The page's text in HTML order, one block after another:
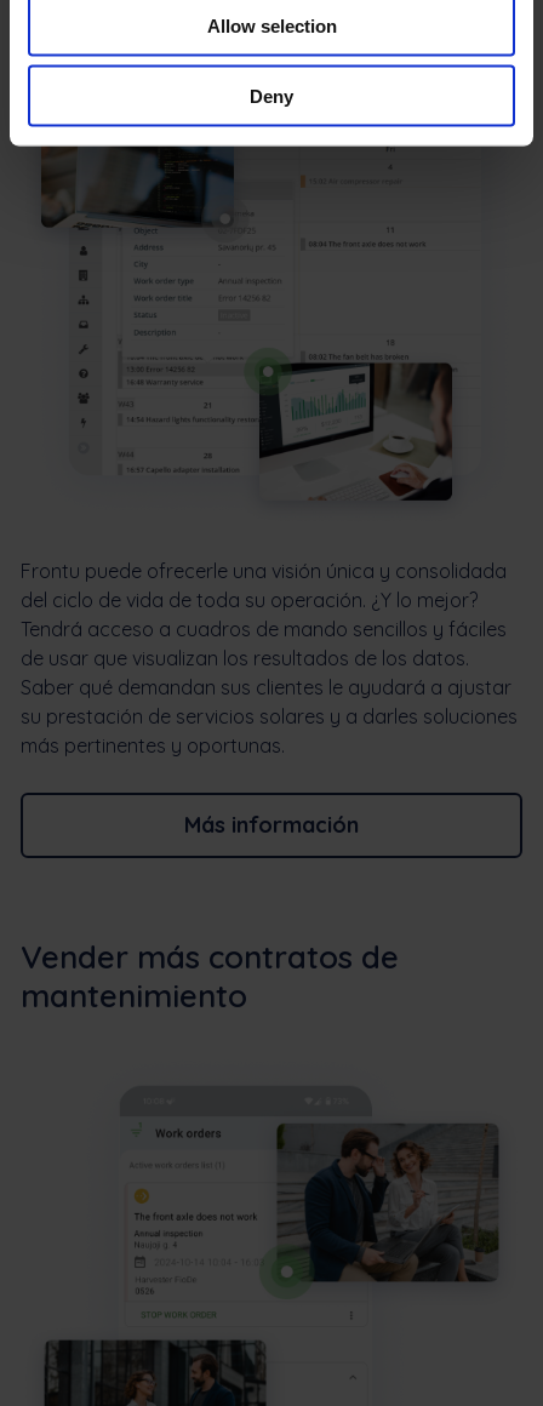
Allow selection
Deny
mejores decisiones
Frontu puede ofrecerle una visión única y consolidada
del ciclo de vida de toda su operación. ¿Y lo mejor?
Tendrá acceso a cuadros de mando sencillos y fáciles
de usar que visualizan los resultados de los datos.
Saber qué demandan sus clientes le ayudará a ajustar
su prestación de servicios solares y a darles soluciones
más pertinentes y oportunas.
Más información
Vender más contratos de
mantenimiento